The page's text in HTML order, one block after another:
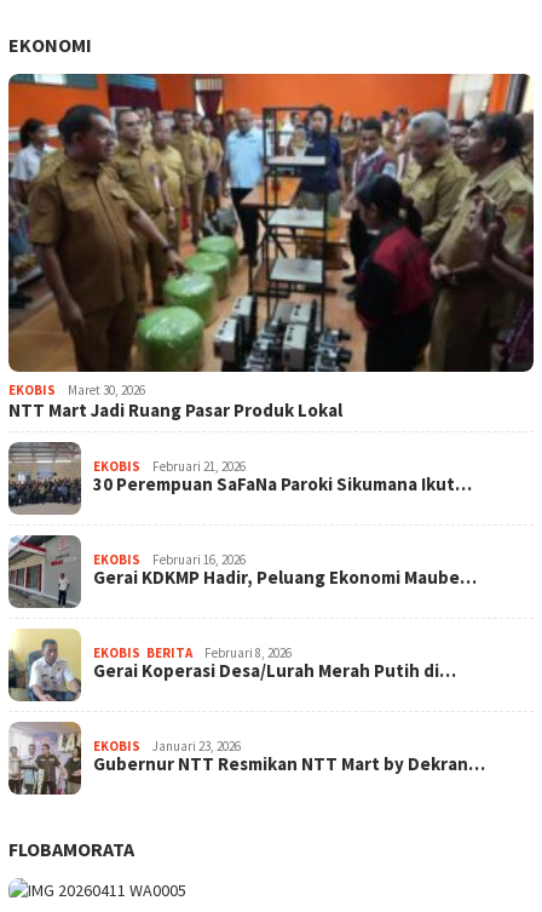
EKONOMI
EKOBIS Maret 30, 2026
NTT Mart Jadi Ruang Pasar Produk Lokal
EKOBIS Februari 21, 2026
30 Perempuan SaFaNa Paroki Sikumana Ikut…
EKOBIS Februari 16, 2026
Gerai KDKMP Hadir, Peluang Ekonomi Maube…
EKOBIS BERITA Februari 8, 2026
Gerai Koperasi Desa/Lurah Merah Putih di…
EKOBIS Januari 23, 2026
Gubernur NTT Resmikan NTT Mart by Dekran…
FLOBAMORATA